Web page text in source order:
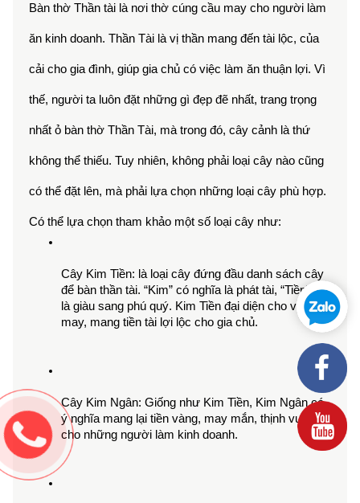
Bàn thờ Thần tài là nơi thờ cúng cầu may cho người làm
ăn kinh doanh. Thần Tài là vị thần mang đến tài lộc, của
cải cho gia đình, giúp gia chủ có việc làm ăn thuận lợi. Vì
thế, người ta luôn đặt những gì đẹp đẽ nhất, trang trọng
nhất ỏ bàn thờ Thần Tài, mà trong đó, cây cảnh là thứ
không thể thiếu. Tuy nhiên, không phải loại cây nào cũng
có thể đặt lên, mà phải lựa chọn những loại cây phù hợp.
Có thể lựa chọn tham khảo một số loại cây như:
Cây Kim Tiền: là loại cây đứng đầu danh sách cây
để bàn thần tài. “Kim” có nghĩa là phát tài, “Tiền” tức
là giàu sang phú quý. Kim Tiền đại diện cho vận
may, mang tiền tài lợi lộc cho gia chủ.
Cây Kim Ngân: Giống như Kim Tiền, Kim Ngân có
ý nghĩa mang lại tiền vàng, may mắn, thịnh vượng
cho những người làm kinh doanh.